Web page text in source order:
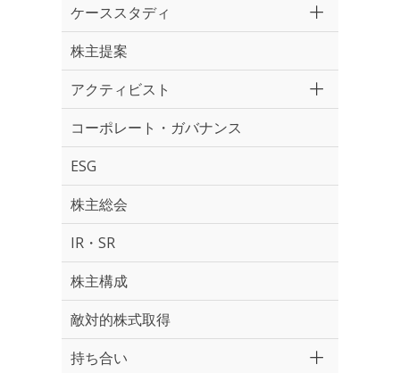
ケーススタディ
株主提案
アクティビスト
コーポレート・ガバナンス
ESG
株主総会
IR・SR
株主構成
敵対的株式取得
持ち合い